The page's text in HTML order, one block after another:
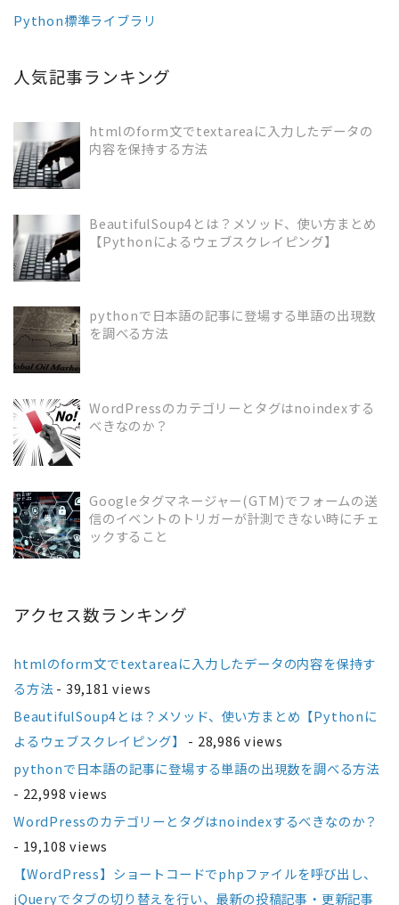
Python標準ライブラリ
人気記事ランキング
READ MORE
htmlのform文でtextareaに入力したデータの
内容を保持する方法
READ MORE
BeautifulSoup4とは？メソッド、使い方まとめ
【Pythonによるウェブスクレイピング】
READ MORE
pythonで日本語の記事に登場する単語の出現数
を調べる方法
READ MORE
WordPressのカテゴリーとタグはnoindexする
べきなのか？
READ MORE
Googleタグマネージャー(GTM)でフォームの送
信のイベントのトリガーが計測できない時にチェ
ックすること
アクセス数ランキング
htmlのform文でtextareaに入力したデータの内容を保持す
る方法- 39,181 views
BeautifulSoup4とは？メソッド、使い方まとめ【Pythonに
よるウェブスクレイピング】
- 28,986 views
pythonで日本語の記事に登場する単語の出現数を調べる方法
- 22,998 views
WordPressのカテゴリーとタグはnoindexするべきなのか？
- 19,108 views
【WordPress】ショートコードでphpファイルを呼び出し、
jQueryでタブの切り替えを行い、最新の投稿記事・更新記事